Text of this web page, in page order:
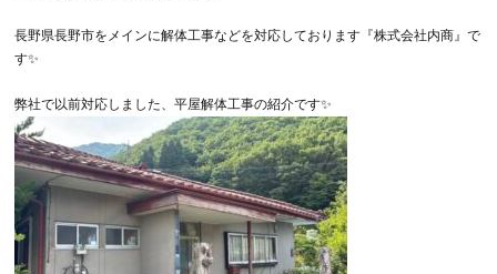
長野県長野市をメインに解体工事などを対応しております『株式会社内商』で
す✨
弊社で以前対応しました、平屋解体工事の紹介です✨